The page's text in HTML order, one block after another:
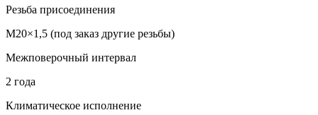
Резьба присоединения
M20×1,5 (под заказ другие резьбы)
Межповерочный интервал
2 года
Климатическое исполнение